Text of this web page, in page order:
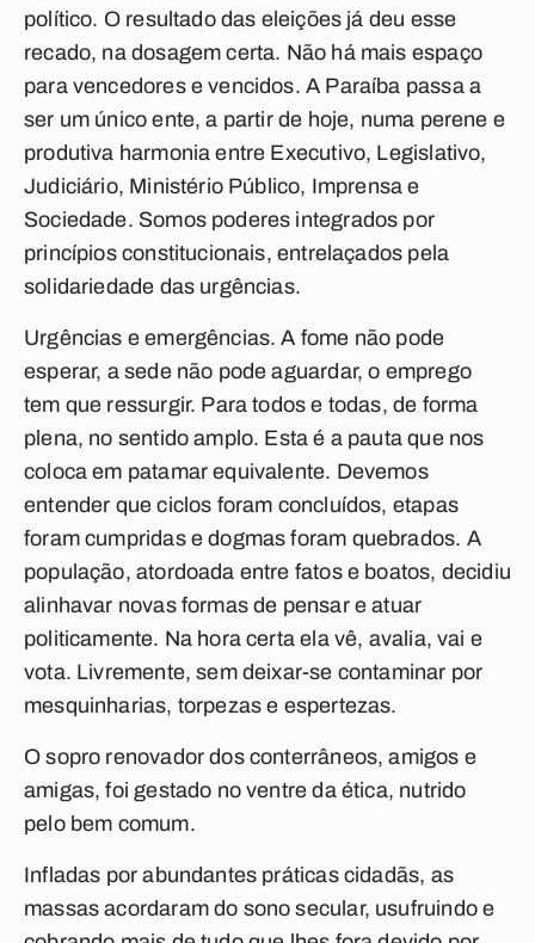
político. O resultado das eleições já deu esse
recado, na dosagem certa. Não há mais espaço
para vencedores e vencidos. A Paraíba passa a
ser um único ente, a partir de hoje, numa perene e
produtiva harmonia entre Executivo, Legislativo,
Judiciário, Ministério Público, Imprensa e
Sociedade. Somos poderes integrados por
princípios constitucionais, entrelaçados pela
solidariedade das urgências.
Urgências e emergências. A fome não pode
esperar, a sede não pode aguardar, o emprego
tem que ressurgir. Para todos e todas, de forma
plena, no sentido amplo. Esta é a pauta que nos
coloca em patamar equivalente. Devemos
entender que ciclos foram concluídos, etapas
foram cumpridas e dogmas foram quebrados. A
população, atordoada entre fatos e boatos, decidiu
alinhavar novas formas de pensar e atuar
politicamente. Na hora certa ela vê, avalia, vai e
vota. Livremente, sem deixar-se contaminar por
mesquinharias, torpezas e espertezas.
O sopro renovador dos conterrâneos, amigos e
amigas, foi gestado no ventre da ética, nutrido
pelo bem comum.
Infladas por abundantes práticas cidadãs, as
massas acordaram do sono secular, usufruindo e